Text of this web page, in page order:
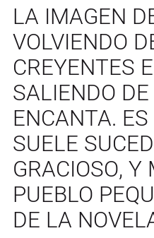
LA IMAGEN
VOLVIENDO
CREYENTES
SALIENDO
ENCANTA.
SUELE
GRACIOSO,
PUEBLO
DE LA